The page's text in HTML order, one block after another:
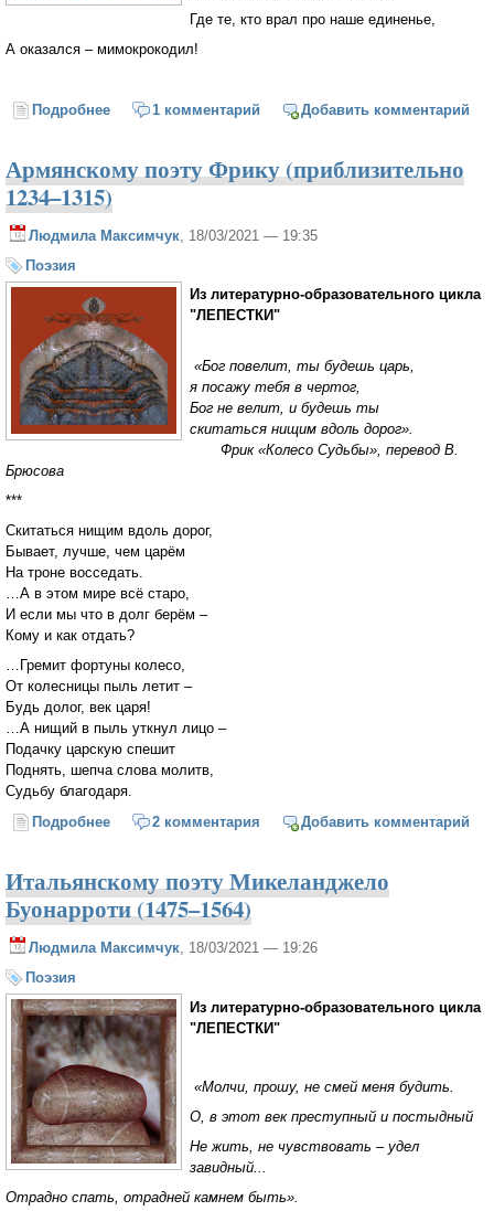
Где те, кто врал про наше единенье,
А оказался – мимокрокодил!
Подробнее о Подражание Франсуа Вийону
1 комментарий Добавить комментарий
Армянскому поэту Фрику (приблизительно
1234–1315)
Людмила Максимчук , 18/03/2021 — 19:35
Поэзия
Из литературно-образовательного цикла
"ЛЕПЕСТКИ"
«Бог повелит, ты будешь царь,
я посажу тебя в чертог,
Бог не велит, и будешь ты
скитаться нищим вдоль дорог».
Фрик «Колесо Судьбы», перевод В.
Брюсова
***
Скитаться нищим вдоль дорог,
Бывает, лучше, чем царём
На троне восседать.
…А в этом мире всё старо,
И если мы что в долг берём –
Кому и как отдать?
…Гремит фортуны колесо,
От колесницы пыль летит –
Будь долог, век царя!
…А нищий в пыль уткнул лицо –
Подачку царскую спешит
Поднять, шепча слова молитв,
Судьбу благодаря.
Подробнее о Армянскому поэту Фрику (приблизительно 1234–
2 комментария Добавить комментарий
Итальянскому поэту Микеланджело
Буонарроти (1475–1564)
Людмила Максимчук, 18/03/2021 — 19:26
Поэзия
Из литературно-образовательного цикла
"ЛЕПЕСТКИ"
«Молчи, прошу, не смей меня будить.
О, в этот век преступный и постыдный
Не жить, не чувствовать – удел
завидный...
Отрадно спать, отрадней камнем быть».